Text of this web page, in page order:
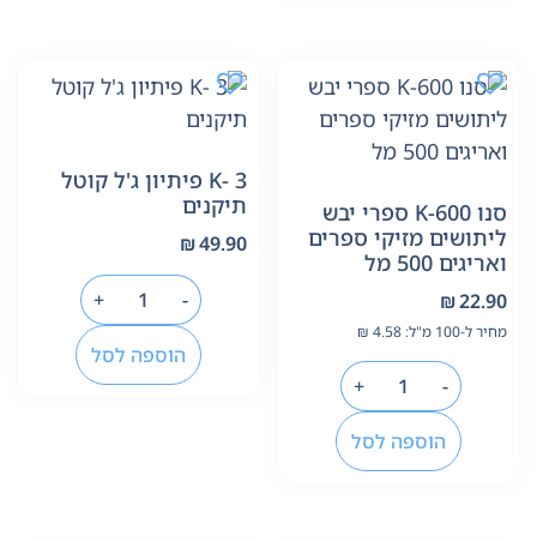
סנו K-600 ספרי יבש
ליתושים מזיקי ספרים
ואריגים 500 מל
₪22.90
מחיר ל-100 מ"ל: ₪ 4.58
-
+
הוספה לסל
K- 3 פיתיון ג'ל קוטל
תיקנים
₪49.90
-
+
הוספה לסל